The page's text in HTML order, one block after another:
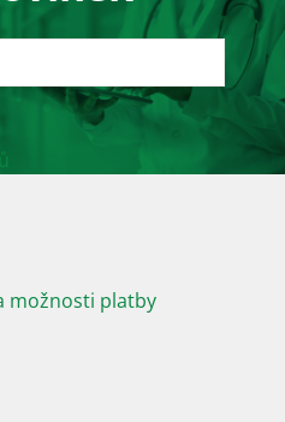
možnosti platby